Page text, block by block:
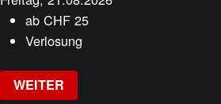
abCHF 25
Verlosung
WEITER